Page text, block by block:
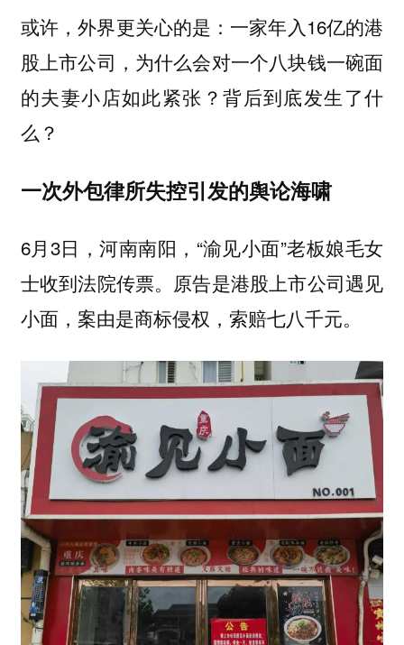
或许，外界更关心的是：一家年入16亿的港
股上市公司，为什么会对一个八块钱一碗面
的夫妻小店如此紧张？背后到底发生了什
么？
一次外包律所失控引发的舆论海啸
6月3日，河南南阳，“渝见小面”老板娘毛女
士收到法院传票。原告是港股上市公司遇见
小面，案由是商标侵权，索赔七八千元。